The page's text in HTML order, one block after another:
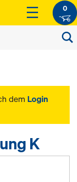
0
dem Login
K